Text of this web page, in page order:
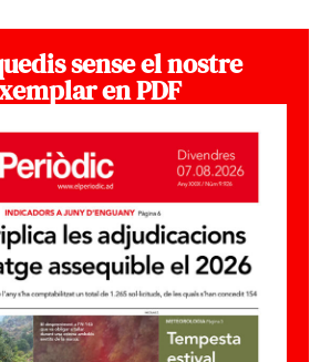
sense el nostre
en PDF